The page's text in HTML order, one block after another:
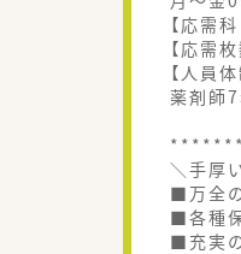
【応需
【応需
【人員体
薬剤師
＼手厚
■万全
■各種
■充実